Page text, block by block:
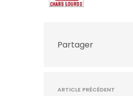
Partager
ARTICLE PRÉCÉDENT